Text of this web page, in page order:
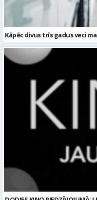
ANIMĀCIJAS PASAULE 3D CINEMA